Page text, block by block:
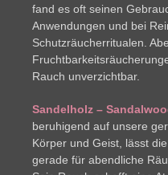
fand es oft seinen
Anwendungen und bei
Schutzräucherritualen.
Rauch unverzichtbar.
Sandelholz –
beruhigend auf unsere
Körper und Geist, lässt
gerade für abendliche